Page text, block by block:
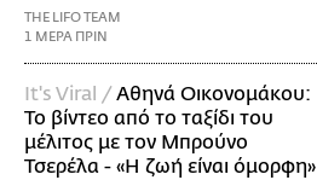
THE LIFO TEAM
1 ΜΕΡΑ ΠΡΙΝ
It's Viral / Αθηνά Οικονομάκου:
Το βίντεο από το ταξίδι του
μέλιτος με τον Μπρούνο
Τσερέλα - «Η ζωή είναι όμορφη»